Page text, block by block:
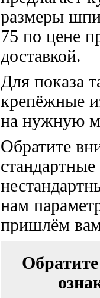
размеры
75 по цене
доставкой.
Для показа
крепёжные
на нужную
Обратите
нам
пришлём